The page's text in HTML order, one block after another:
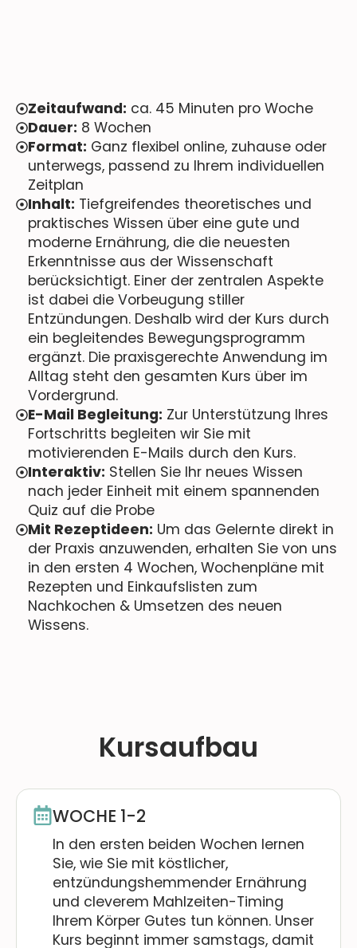
Zeitaufwand: ca. 45 Minuten pro Woche
Dauer: 8 Wochen
Format: Ganz flexibel online, zuhause oder
unterwegs, passend zu Ihrem individuellen
Zeitplan
Inhalt: Tiefgreifendes theoretisches und
praktisches Wissen über eine gute und
moderne Ernährung, die die neuesten
Erkenntnisse aus der Wissenschaft
berücksichtigt. Einer der zentralen Aspekte
ist dabei die Vorbeugung stiller
Entzündungen. Deshalb wird der Kurs durch
ein begleitendes Bewegungsprogramm
ergänzt. Die praxisgerechte Anwendung im
Alltag steht den gesamten Kurs über im
Vordergrund.
E-Mail Begleitung: Zur Unterstützung Ihres
Fortschritts begleiten wir Sie mit
motivierenden E-Mails durch den Kurs.
Interaktiv: Stellen Sie Ihr neues Wissen
nach jeder Einheit mit einem spannenden
Quiz auf die Probe
Mit Rezeptideen: Um das Gelernte direkt in
der Praxis anzuwenden, erhalten Sie von uns
in den ersten 4 Wochen, Wochenpläne mit
Rezepten und Einkaufslisten zum
Nachkochen & Umsetzen des neuen
Wissens.
Kursaufbau
WOCHE 1-2
In den ersten beiden Wochen lernen
Sie, wie Sie mit köstlicher,
entzündungshemmender Ernährung
und cleverem Mahlzeiten-Timing
Ihrem Körper Gutes tun können. Unser
Kurs beginnt immer samstags, damit